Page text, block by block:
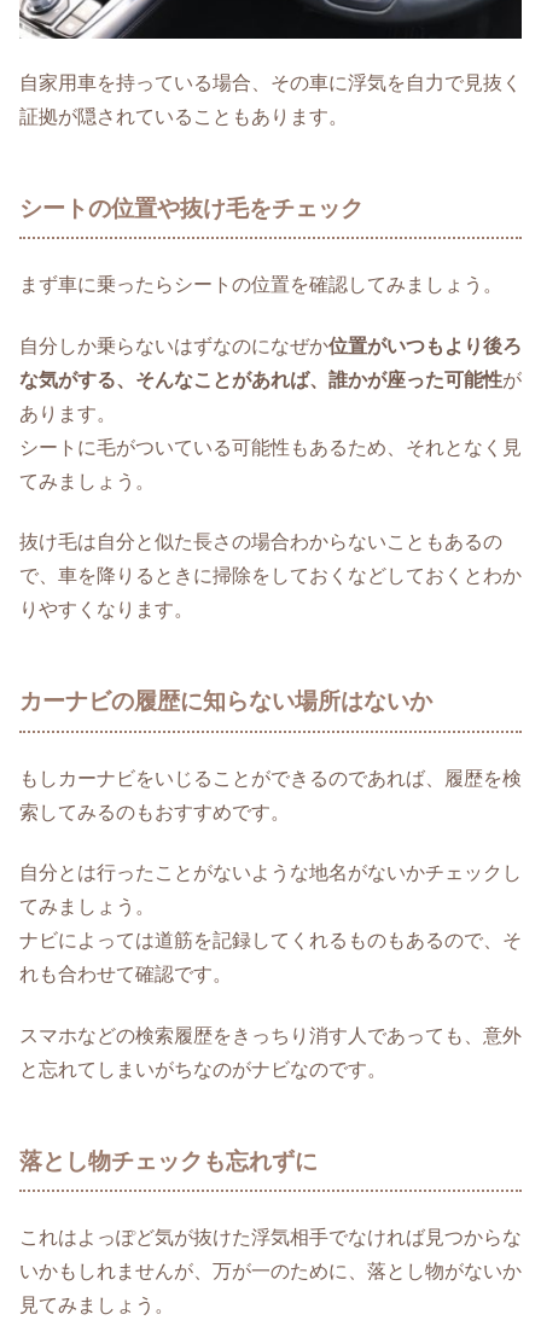
自家用車を持っている場合、その車に浮気を自力で見抜く
証拠が隠されていることもあります。
シートの位置や抜け毛をチェック
まず車に乗ったらシートの位置を確認してみましょう。
自分しか乗らないはずなのになぜか位置がいつもより後ろ
な気がする、そんなことがあれば、誰かが座った可能性が
あります。
シートに毛がついている可能性もあるため、それとなく見
てみましょう。
抜け毛は自分と似た長さの場合わからないこともあるの
で、車を降りるときに掃除をしておくなどしておくとわか
りやすくなります。
カーナビの履歴に知らない場所はないか
もしカーナビをいじることができるのであれば、履歴を検
索してみるのもおすすめです。
自分とは行ったことがないような地名がないかチェックし
てみましょう。
ナビによっては道筋を記録してくれるものもあるので、そ
れも合わせて確認です。
スマホなどの検索履歴をきっちり消す人であっても、意外
と忘れてしまいがちなのがナビなのです。
落とし物チェックも忘れずに
これはよっぽど気が抜けた浮気相手でなければ見つからな
いかもしれませんが、万が一のために、落とし物がないか
見てみましょう。